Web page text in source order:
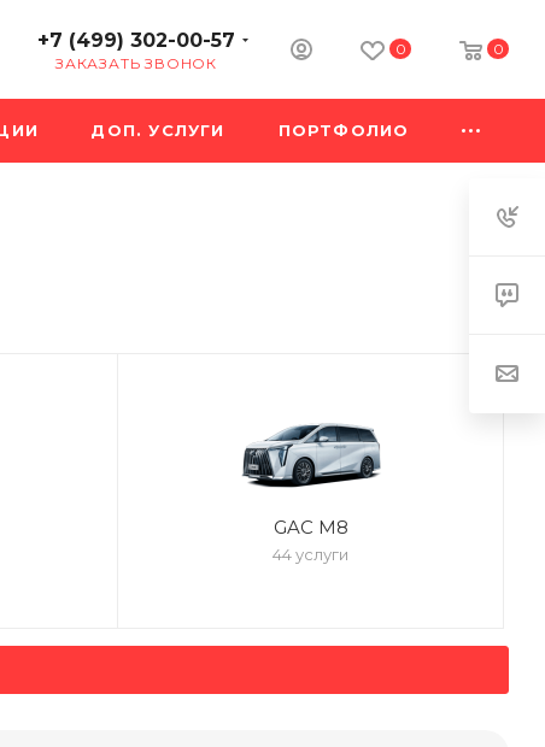
+7 (499) 302-00-57
ЗАКАЗАТЬ ЗВОНОК
0 0
ДОП. УСЛУГИ ПОРТФОЛИО
GAC M8
44 услуги